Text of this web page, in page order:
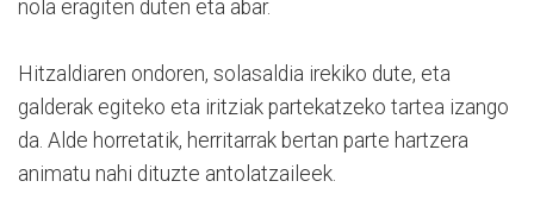
nola eragiten duten eta abar.
Hitzaldiaren ondoren, solasaldia irekiko dute, eta
galderak egiteko eta iritziak partekatzeko tartea izango
da. Alde horretatik, herritarrak bertan parte hartzera
animatu nahi dituzte antolatzaileek.